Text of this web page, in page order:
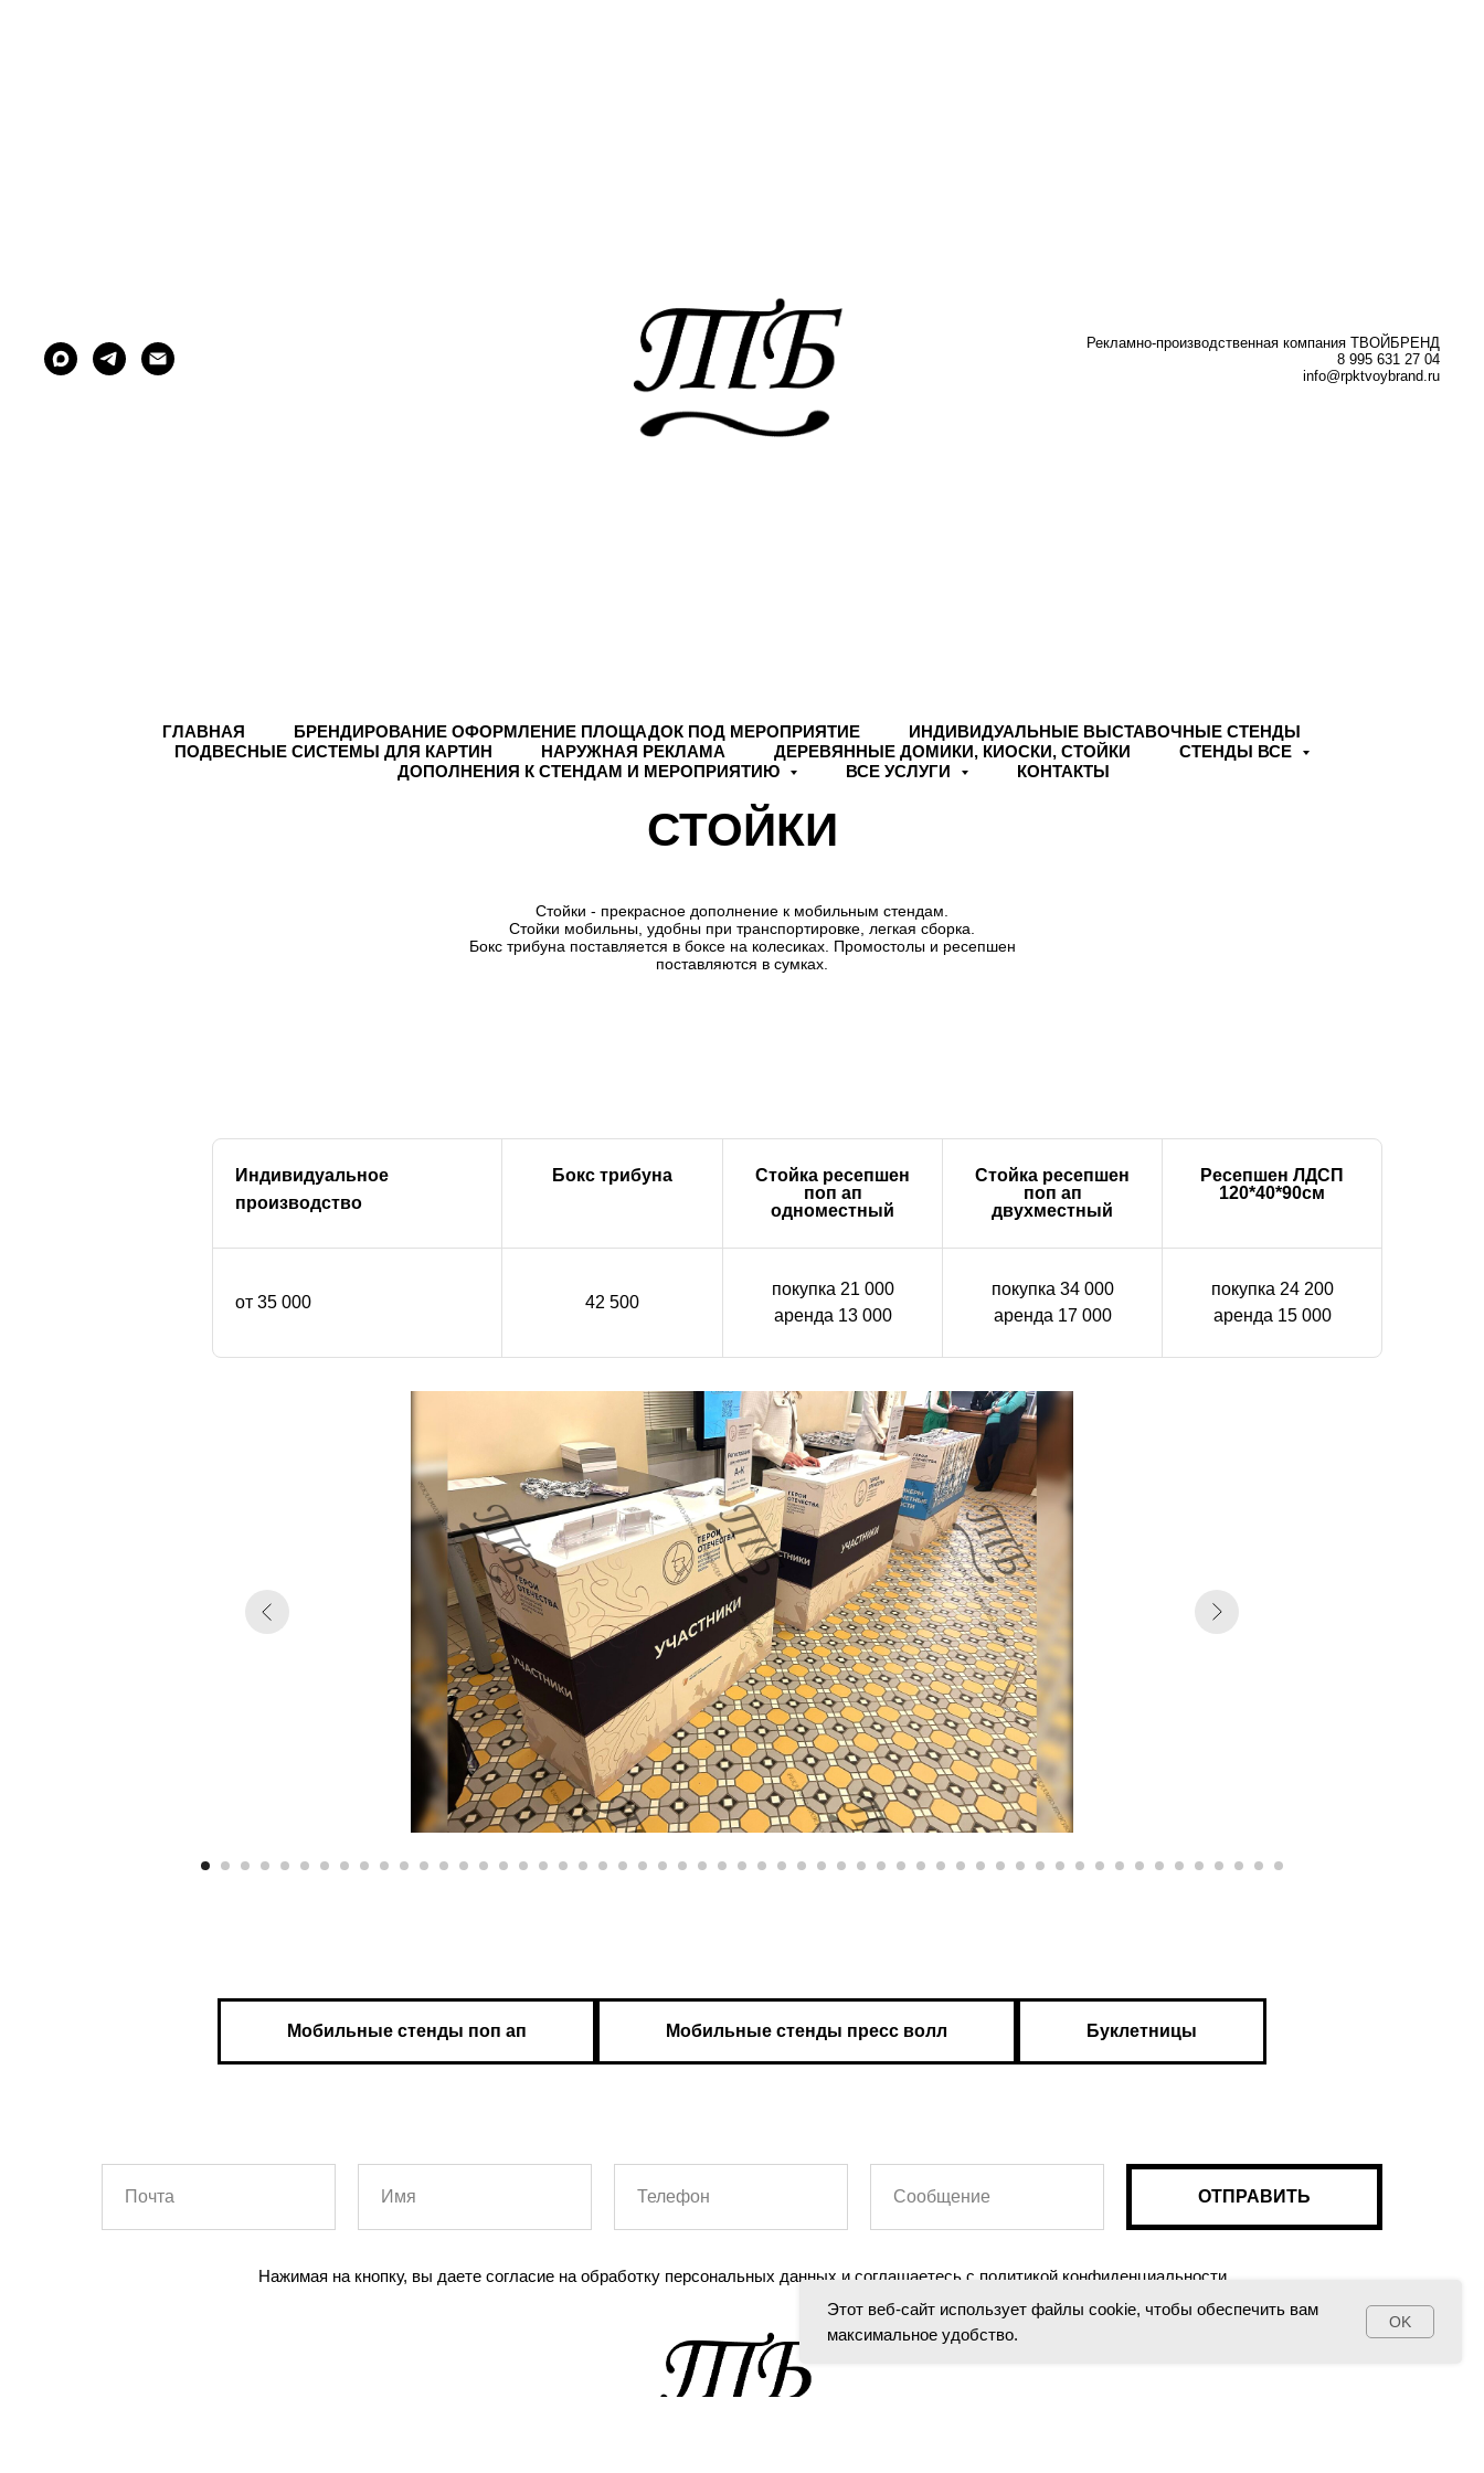
Рекламно-производственная компания ТВОЙБРЕНД
8 995 631 27 04
info@rpktvoybrand.ru
ГЛАВНАЯ БРЕНДИРОВАНИЕ ОФОРМЛЕНИЕ ПЛОЩАДОК ПОД МЕРОПРИЯТИЕ
ИНДИВИДУАЛЬНЫЕ ВЫСТАВОЧНЫЕ СТЕНДЫ
ПОДВЕСНЫЕ СИСТЕМЫ ДЛЯ КАРТИН
НАРУЖНАЯ РЕКЛАМА ДЕРЕВЯННЫЕ ДОМИКИ, КИОСКИ, СТОЙКИ
СТЕНДЫ ВСЕ
ДОПОЛНЕНИЯ К СТЕНДАМ И МЕРОПРИЯТИЮ
ВСЕ УСЛУГИ КОНТАКТЫ
СТОЙКИ
Стойки - прекрасное дополнение к мобильным стендам.
Стойки мобильны, удобны при транспортировке, легкая сборка.
Бокс трибуна поставляется в боксе на колесиках. Промостолы и ресепшен
поставляются в сумках.
Индивидуальное
производство
Бокс трибуна
Стойка ресепшен
поп ап
одноместный
Стойка ресепшен
поп ап
двухместный
Ресепшен ЛДСП
120*40*90см
от 35 000 42 500
покупка 21 000
аренда 13 000
покупка 34 000
аренда 17 000
покупка 24 200
аренда 15 000
Мобильные стенды поп ап Мобильные стенды пресс волл Буклетницы
ОТПРАВИТЬ
Нажимая на кнопку, вы даете согласие на обработку персональных данных и соглашаетесь c политикой конфиденциальности
Этот веб-сайт использует файлы cookie, чтобы обеспечить вам
максимальное удобство.
OK